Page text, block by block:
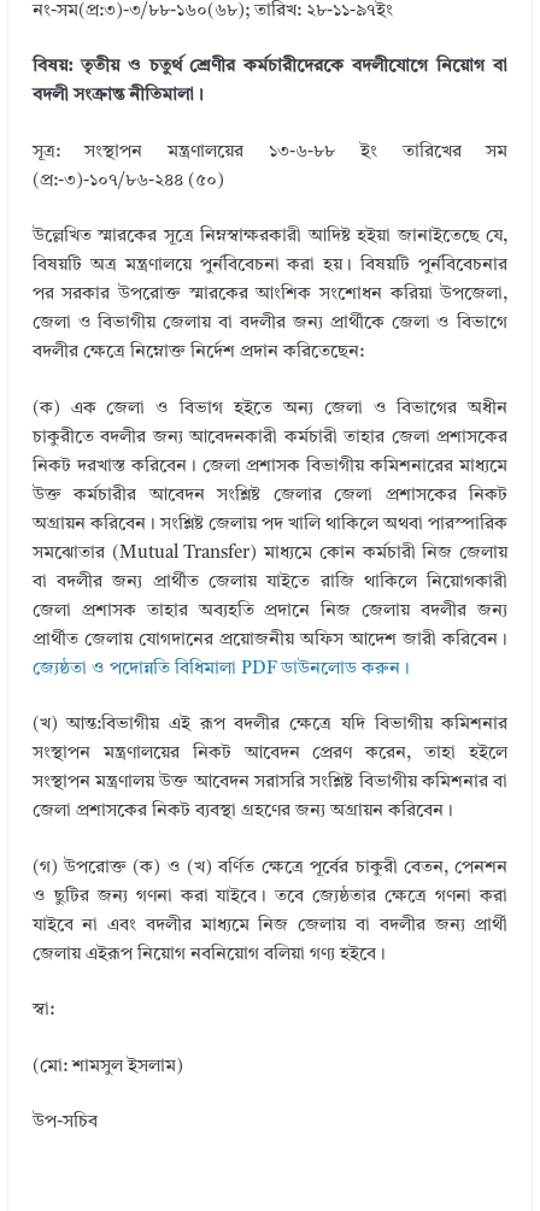
নং-সম(প্র:৩)-৩/৮৮-১৬০(৬৮); তারিখ: ২৮-১১-৯৭ইং
বিষয়: তৃতীয় ও চতুর্থ শ্রেণীর কর্মচারীদেরকে বদলীযোগে নিয়োগ বা
বদলী সংক্রান্ত নীতিমালা।
সূত্র: সংস্থাপন মন্ত্রণালয়ের ১৩-৬-৮৮ ইং তারিখের সম
(প্র:-৩)-১০৭/৮৬-২৪৪ (৫০)
উল্লেখিত স্মারকের সূত্রে নিম্নস্বাক্ষরকারী আদিষ্ট হইয়া জানাইতেছে যে,
বিষয়টি অত্র মন্ত্রণালয়ে পুর্নবিবেচনা করা হয়। বিষয়টি পুর্নবিবেচনার
পর সরকার উপরোক্ত স্মারকের আংশিক সংশোধন করিয়া উপজেলা,
জেলা ও বিভাগীয় জেলায় বা বদলীর জন্য প্রার্থীকে জেলা ও বিভাগে
বদলীর ক্ষেত্রে নিম্নোক্ত নির্দেশ প্রদান করিতেছেন:
(ক) এক জেলা ও বিভাগ হইতে অন্য জেলা ও বিভাগের অধীন
চাকুরীতে বদলীর জন্য আবেদনকারী কর্মচারী তাহার জেলা প্রশাসকের
নিকট দরখাস্ত করিবেন। জেলা প্রশাসক বিভাগীয় কমিশনারের মাধ্যমে
উক্ত কর্মচারীর আবেদন সংশ্লিষ্ট জেলার জেলা প্রশাসকের নিকট
অগ্রায়ন করিবেন। সংশ্লিষ্ট জেলায় পদ খালি থাকিলে অথবা পারস্পারিক
সমঝোতার (Mutual Transfer) মাধ্যমে কোন কর্মচারী নিজ জেলায়
বা বদলীর জন্য প্রার্থীত জেলায় যাইতে রাজি থাকিলে নিয়োগকারী
জেলা প্রশাসক তাহার অব্যহতি প্রদানে নিজ জেলায় বদলীর জন্য
প্রার্থীত জেলায় যোগদানের প্রয়োজনীয় অফিস আদেশ জারী করিবেন।
জ্যেষ্ঠতা ও পদোন্নতি বিধিমালা PDF ডাউনলোড করুন।
(খ) আন্ত:বিভাগীয় এই রূপ বদলীর ক্ষেত্রে যদি বিভাগীয় কমিশনার
সংস্থাপন মন্ত্রণালয়ের নিকট আবেদন প্রেরণ করেন, তাহা হইলে
সংস্থাপন মন্ত্রণালয় উক্ত আবেদন সরাসরি সংশ্লিষ্ট বিভাগীয় কমিশনার বা
জেলা প্রশাসকের নিকট ব্যবস্থা গ্রহণের জন্য অগ্রায়ন করিবেন।
(গ) উপরোক্ত (ক) ও (খ) বর্ণিত ক্ষেত্রে পূর্বের চাকুরী বেতন, পেনশন
ও ছুটির জন্য গণনা করা যাইবে। তবে জ্যেষ্ঠতার ক্ষেত্রে গণনা করা
যাইবে না এবং বদলীর মাধ্যমে নিজ জেলায় বা বদলীর জন্য প্রার্থী
জেলায় এইরূপ নিয়োগ নবনিয়োগ বলিয়া গণ্য হইবে।
স্বা:
(মো: শামসুল ইসলাম)
উপ-সচিব